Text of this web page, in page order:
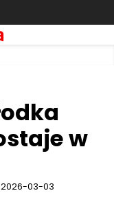
w
2026-03-03